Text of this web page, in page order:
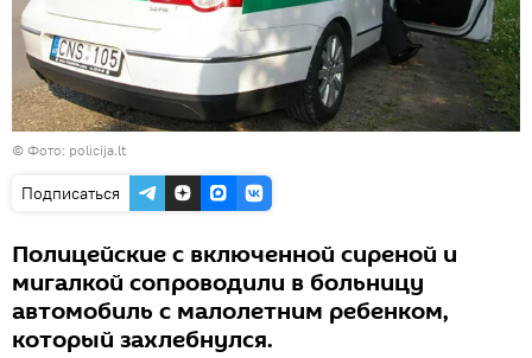
© Фото: policija.lt
Подписаться
Полицейские с включенной сиреной и
мигалкой сопроводили в больницу
автомобиль с малолетним ребенком,
который захлебнулся.